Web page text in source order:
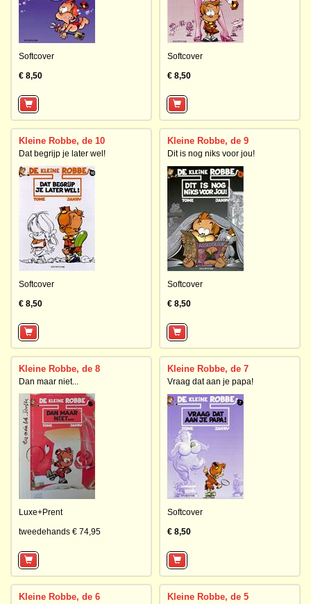
Softcover
€ 8,50
Softcover
€ 8,50
Kleine Robbe, de 10
Dat begrijp je later wel!
Softcover
€ 8,50
Kleine Robbe, de 9
Dit is nog niks voor jou!
Softcover
€ 8,50
Kleine Robbe, de 8
Dan maar niet...
Luxe+Prent
tweedehands € 74,95
Kleine Robbe, de 7
Vraag dat aan je papa!
Softcover
€ 8,50
Kleine Robbe, de 6 Kleine Robbe, de 5